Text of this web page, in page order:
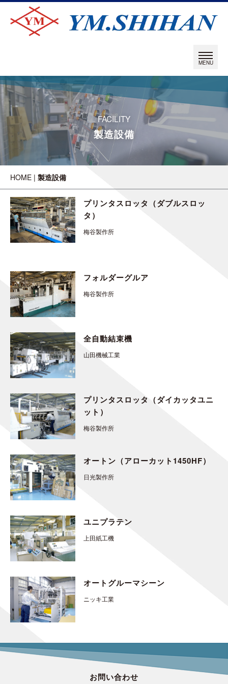
FACILITY
製造設備
HOME | 製造設備
プリンタスロッタ（ダブルスロッ
タ）
梅谷製作所
フォルダーグルア
梅谷製作所
全自動結束機
山田機械工業
プリンタスロッタ（ダイカッタユニ
ット）
梅谷製作所
オートン（アローカット1450HF）
日光製作所
ユニプラテン
上田紙工機
オートグルーマシーン
ニッキ工業
お問い合わせ